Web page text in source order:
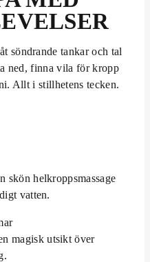
söndrande tankar och tal
ned, finna vila för kropp
Allt i stillhetens tecken.
skön helkroppsmassage
vatten.
magisk utsikt över